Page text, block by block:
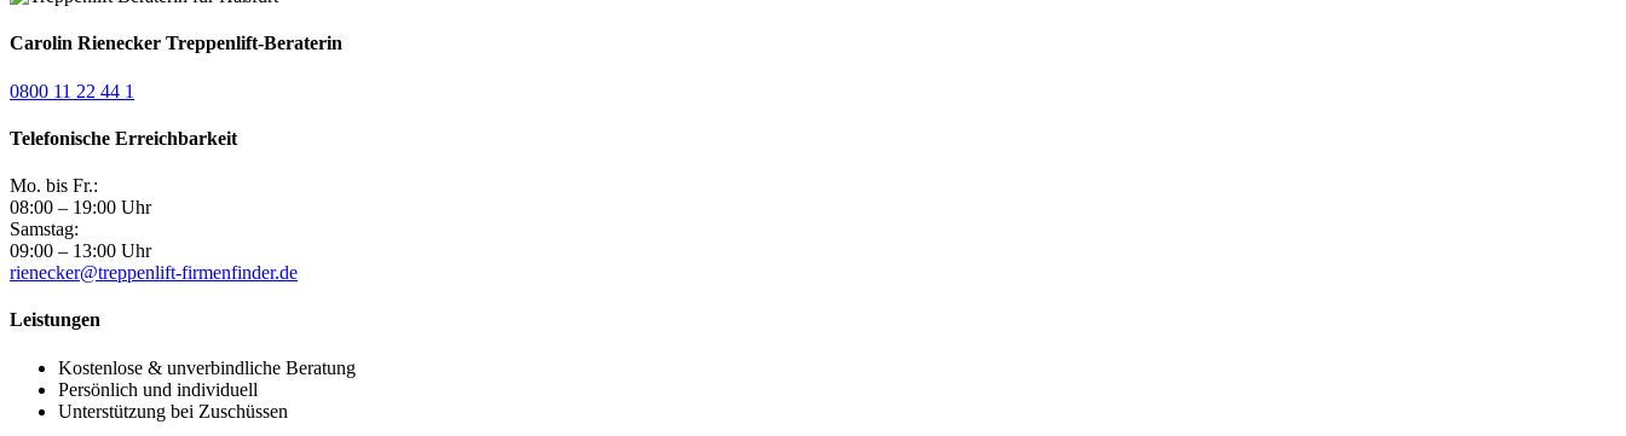
Carolin Rienecker Treppenlift-Beraterin
0800 11 22 44 1
Telefonische Erreichbarkeit
Mo. bis Fr.:
08:00 – 19:00 Uhr
Samstag:
09:00 – 13:00 Uhr
rienecker@treppenlift-firmenfinder.de
Leistungen
Kostenlose & unverbindliche Beratung
Persönlich und individuell
Unterstützung bei Zuschüssen